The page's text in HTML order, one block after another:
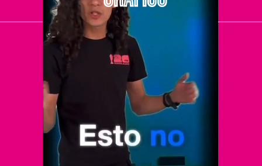
El Universal
Vive USA
Clase
De 10 sports
DeDinero